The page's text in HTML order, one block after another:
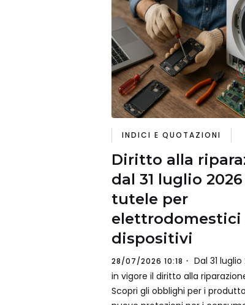
INDICI E QUOTAZIONI
Diritto alla
dal 31 luglio
tutele per
elettrodomestici
dispositivi
28/07/2026 10:18
Dal 31
in vigore il diritto alla
Scopri gli obblighi per i